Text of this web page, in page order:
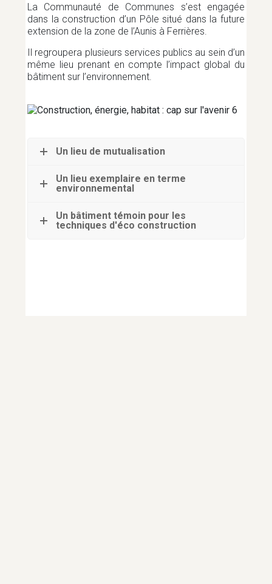
La Communauté de Communes s’est engagée
dans la construction d’un Pôle situé dans la future
extension de la zone de l’Aunis à Ferrières.
Il regroupera plusieurs services publics au sein d’un
même lieu prenant en compte l’impact global du
bâtiment sur l’environnement.
Un lieu de mutualisation
Un lieu exemplaire en terme
environnemental
Un bâtiment témoin pour les
techniques d'éco construction